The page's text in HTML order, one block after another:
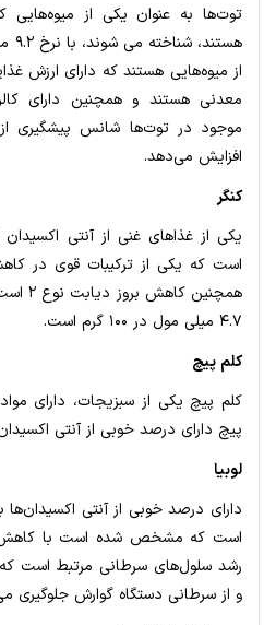
توت‌ها به عنوان یکی از میوه‌هایی
از میوه‌هایی هستند که دارای ارزش
معدنی هستند و همچنین دارای
موجود در توت‌ها شانس پیشگیری
افزایش می‌دهد.
کنگر
یکی از غذاهای غنی از آنتی
است که یکی از ترکیبات قوی در
۴.۷ میلی مول در ۱۰۰ گرم است.
کلم پیچ
کلم پیچ یکی از سبزیجات، دارای
پیچ دارای درصد خوبی از آنتی اکسیدان‌ها ۲.۷ در ۱۰۰ گرم
لوبیا
است که مشخص شده است با کاهش
رشد سلول‌های سرطانی مرتبط است
و از سرطانی دستگاه گوارش جلوگیری